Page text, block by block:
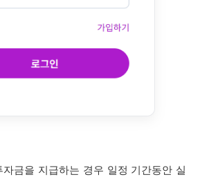
금을 지급하는 경우 일정 기간동안 실